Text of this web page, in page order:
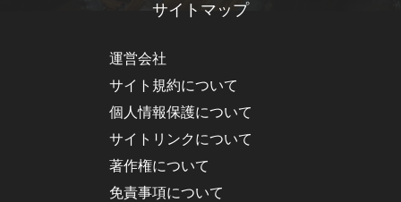
サイトマップ
運営会社
サイト規約について
個人情報保護について
サイトリンクについて
著作権について
免責事項について